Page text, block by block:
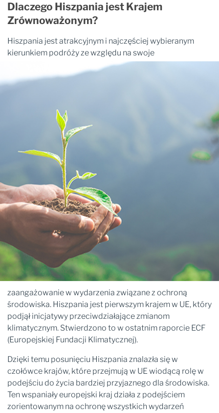
Dlaczego Hiszpania jest Krajem
Zrównoważonym?
Hiszpania jest atrakcyjnym i najczęściej wybieranym
kierunkiem podróży ze względu na swoje
zaangażowanie w wydarzenia związane z ochroną
środowiska. Hiszpania jest pierwszym krajem w UE, który
podjął inicjatywy przeciwdziałające zmianom
klimatycznym. Stwierdzono to w ostatnim raporcie ECF
(Europejskiej Fundacji Klimatycznej).
Dzięki temu posunięciu Hiszpania znalazła się w
czołówce krajów, które przejmują w UE wiodącą rolę w
podejściu do życia bardziej przyjaznego dla środowiska.
Ten wspaniały europejski kraj działa z podejściem
zorientowanym na ochronę wszystkich wydarzeń